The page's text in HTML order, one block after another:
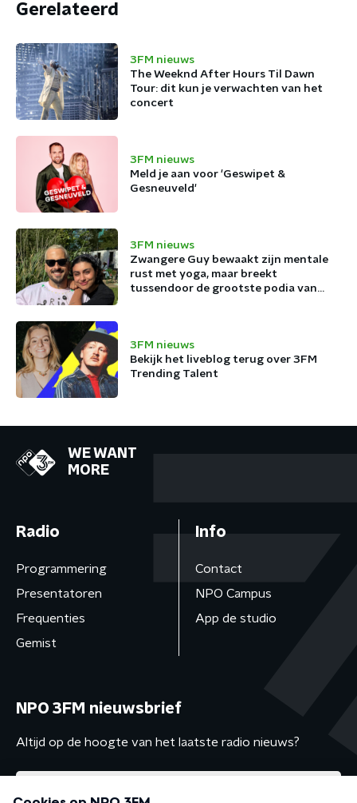
Gerelateerd
3FM nieuws
The Weeknd After Hours Til Dawn
Tour: dit kun je verwachten van het
concert
3FM nieuws
Meld je aan voor 'Geswipet &
Gesneuveld'
3FM nieuws
Zwangere Guy bewaakt zijn mentale
rust met yoga, maar breekt
tussendoor de grootste podia van
3FM nieuws
Bekijk het liveblog terug over 3FM
Trending Talent
WE WANT
MORE
Radio
Programmering
Presentatoren
Frequenties
Gemist
Info
Contact
NPO Campus
App de studio
NPO 3FM nieuwsbrief
Altijd op de hoogte van het laatste radio nieuws?